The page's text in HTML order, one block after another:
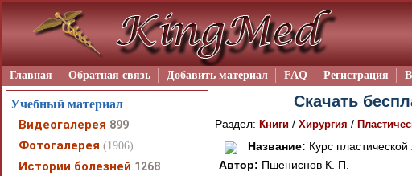
Главная Обратная связь Добавить материал FAQ Регистрация
Скачать
Раздел: Книги / Хирургия /
Название: Курс пластической
Автор: Пшениснов К. П.
Учебный материал
Видеогалерея 899
Фотогалерея (1906)
Истории болезней 1268